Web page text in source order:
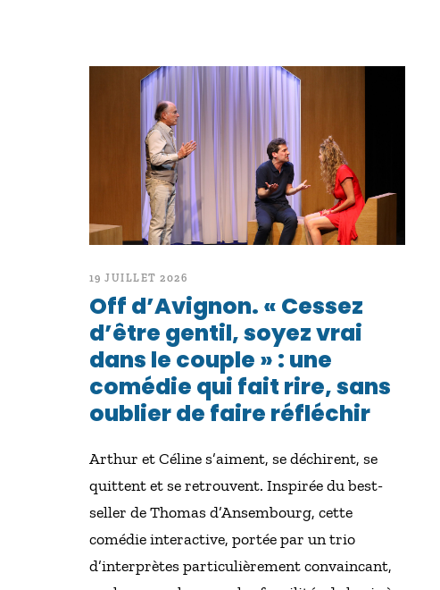
19 JUILLET 2026
Off d’Avignon. « Cessez
d’être gentil, soyez vrai
dans le couple » : une
comédie qui fait rire, sans
oublier de faire réfléchir
Arthur et Céline s’aiment, se déchirent, se
quittent et se retrouvent. Inspirée du best-
seller de Thomas d’Ansembourg, cette
comédie interactive, portée par un trio
d’interprètes particulièrement convaincant,